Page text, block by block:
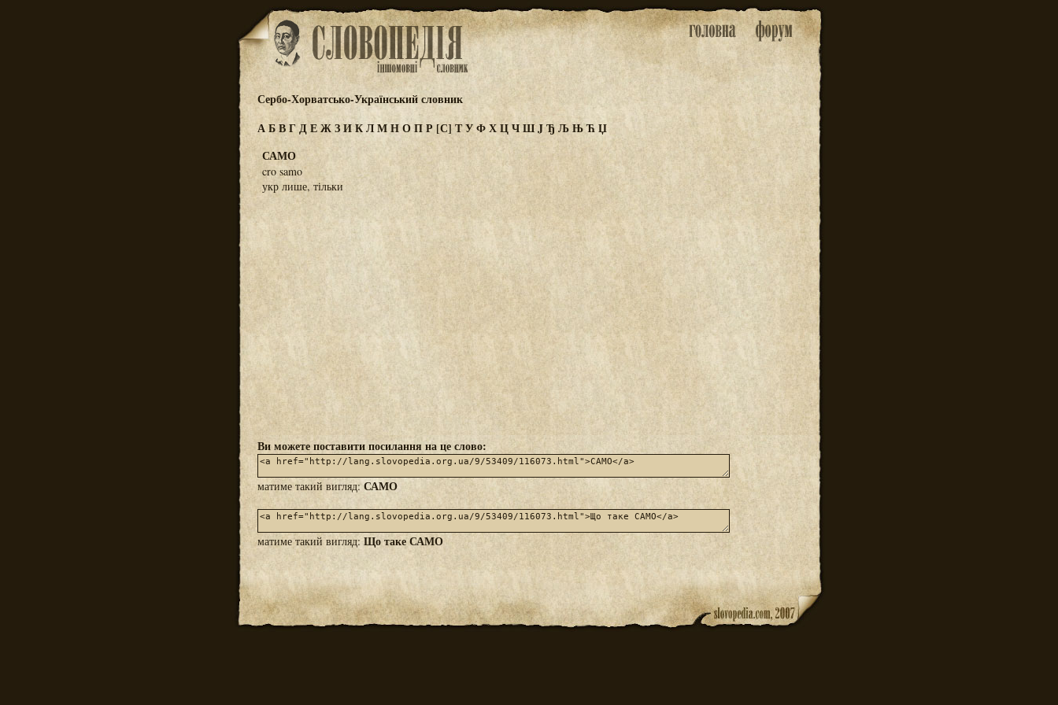
Сербо-Хорватсько-Український словник
АБВГДЕЖЗИКЛМНОПР [С] ТУФХЦЧШJЂ ЉЊЋЏ
САМО
cro samo
укр лише, тільки
Ви можете поставити посилання на це слово:
матиме такий вигляд:САМО
матиме такий вигляд: Що таке САМО